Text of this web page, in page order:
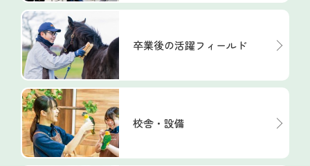
卒業後の活躍フィールド
校舎・設備